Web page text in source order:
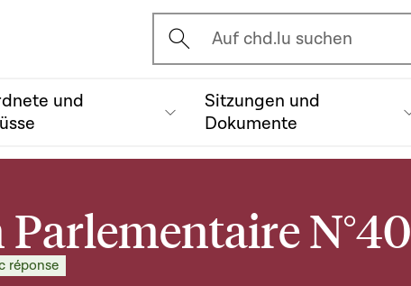
Ouvrir l'écran de recherche
Auf chd.lu suchen
und
Sitzungen und
Dokumente
N°40
réponse